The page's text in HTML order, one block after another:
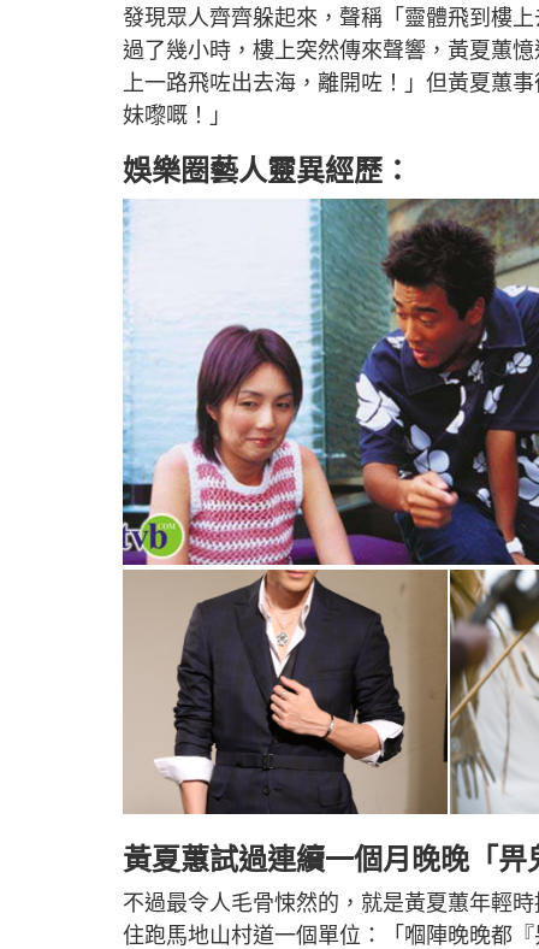
發現眾人齊齊躲起來，聲稱「靈體飛到樓
過了幾小時，樓上突然傳來聲響，黃夏蕙
上一路飛咗出去海，離開咗！」但黃夏
妹嚟嘅！」
娛樂圈藝人靈異經歷：
黃夏蕙試過連續一個月晚晚「畀
不過最令人毛骨悚然的，就是黃夏蕙年輕
住跑馬地山村道一個單位：「嗰陣晚晚都